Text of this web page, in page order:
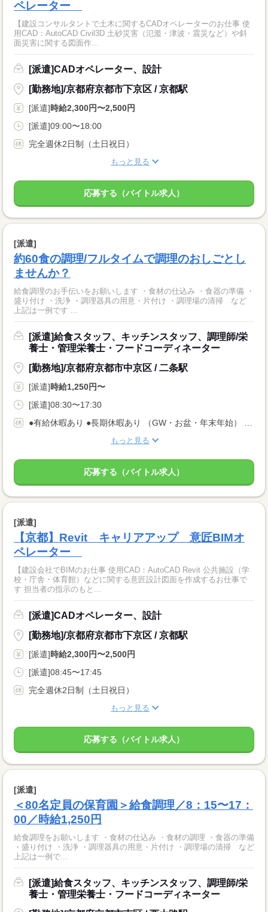
ペレーター
【建設コンサルタントで土木に関するCADオペレーターのお仕事 使
用CAD：AutoCAD Civil3D 土砂災害（氾濫・津波・震災など）や斜
面災害に関する図面作...
[派遣]CADオペレーター、設計
[勤務地]/京都府京都市下京区 / 京都駅
[派遣]時給2,300円〜2,500円
[派遣]09:00〜18:00
完全週休2日制（土日祝日）
もっと見る
応募する（バイトル求人）
[派遣]
約60食の調理/フルタイムで調理のおしごとし
ませんか？
給食調理のお手伝いをお願いします ・食材の仕込み ・食器の準備 ・
盛り付け ・洗浄 ・調理器具の用意・片付け ・調理場の清掃 など
上記は一例です ...
[派遣]給食スタッフ、キッチンスタッフ、調理師/栄
養士・管理栄養士・フードコーディネーター
[勤務地]/京都府京都市中京区 / 二条駅
[派遣]時給1,250円〜
[派遣]08:30〜17:30
●有給休暇あり ●長期休暇あり （GW・お盆・年末年始） ●産休・育休・介護休暇あり ※産休育休取得率：95％！
もっと見る
応募する（バイトル求人）
[派遣]
【京都】Revit キャリアアップ 意匠BIMオ
ペレーター
【建設会社でBIMのお仕事 使用CAD：AutoCAD Revit 公共施設（学
校・庁舎・体育館）などに関する意匠設計図面を作成するお仕事で
す 担当者の指示のもと...
[派遣]CADオペレーター、設計
[勤務地]/京都府京都市下京区 / 京都駅
[派遣]時給2,300円〜2,500円
[派遣]08:45〜17:45
完全週休2日制（土日祝日）
もっと見る
応募する（バイトル求人）
[派遣]
＜80名定員の保育園＞給食調理／8：15〜17：
00／時給1,250円
給食調理をお願いします ・食材の仕込み ・食材の調理 ・食器の準備
・盛り付け ・洗浄 ・調理器具の用意・片付け ・調理場の清掃 など
上記は一例で...
[派遣]給食スタッフ、キッチンスタッフ、調理師/栄
養士・管理栄養士・フードコーディネーター